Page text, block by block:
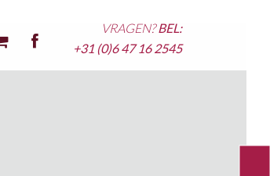
VRAGEN?BEL:
+31 (0)6 47 16 2545